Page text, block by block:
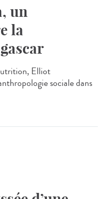
un
la
Elliot
sociale dans